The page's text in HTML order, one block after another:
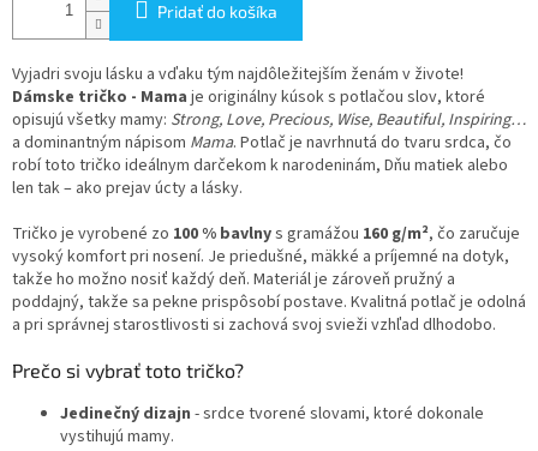
Pridať do košíka
Vyjadri svoju lásku a vďaku tým najdôležitejším ženám v živote!
Dámske tričko - Mama je originálny kúsok s potlačou slov, ktoré
opisujú všetky mamy: Strong, Love, Precious, Wise, Beautiful, Inspiring…
a dominantným nápisom Mama. Potlač je navrhnutá do tvaru srdca, čo
robí toto tričko ideálnym darčekom k narodeninám, Dňu matiek alebo
len tak – ako prejav úcty a lásky.
Tričko je vyrobené zo 100 % bavlnys gramážou 160 g/m², čo zaručuje
vysoký komfort pri nosení. Je priedušné, mäkké a príjemné na dotyk,
takže ho možno nosiť každý deň. Materiál je zároveň pružný a
poddajný, takže sa pekne prispôsobí postave. Kvalitná potlač je odolná
a pri správnej starostlivosti si zachová svoj svieži vzhľad dlhodobo.
Prečo si vybrať toto tričko?
Jedinečný dizajn - srdce tvorené slovami, ktoré dokonale
vystihujú mamy.